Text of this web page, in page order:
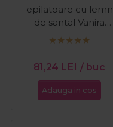
epilatoare cu lemn
de santal Vanira
Aromatic Spa
81,24 LEI / buc
Adauga in cos